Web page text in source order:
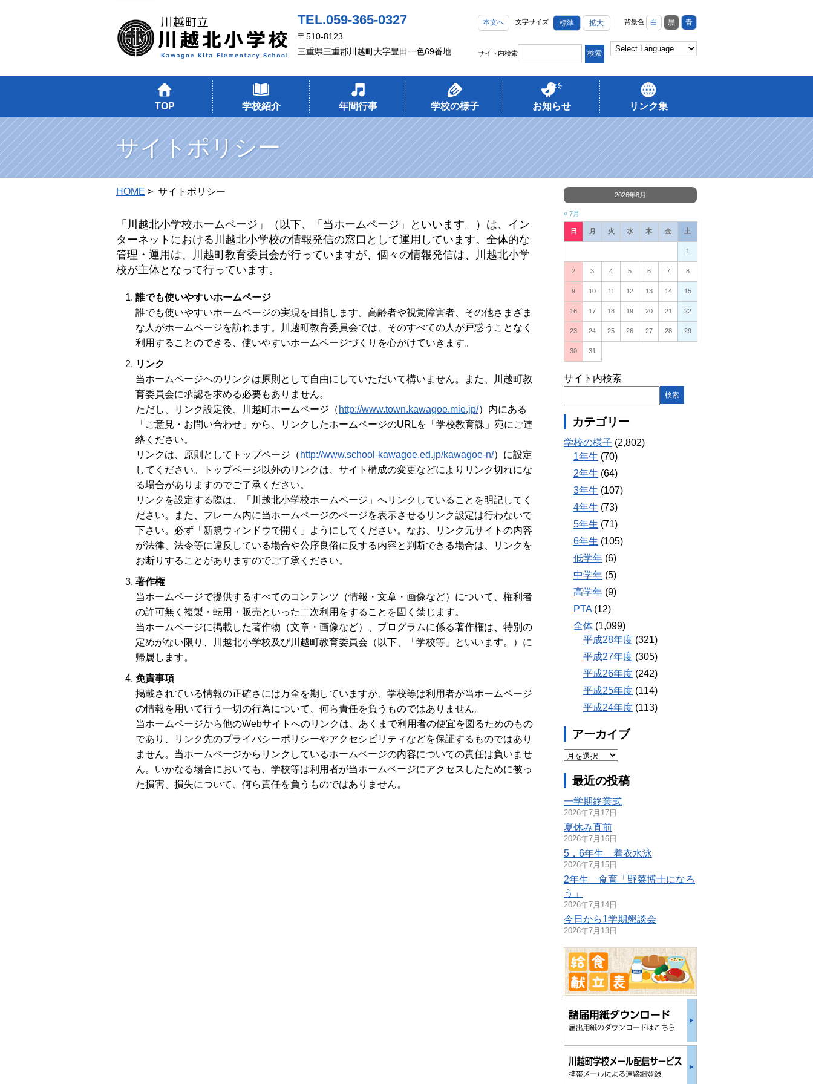
TEL.059-365-0327
〒510-8123
三重県三重郡川越町大字豊田一色69番地
本文へ 文字サイズ 標準 拡大 背景色 白 黒 青
サイト内検索
TOP 学校紹介 年間行事 学校の様子 お知らせ リンク集
サイトポリシー
HOME > サイトポリシー
「川越北小学校ホームページ」（以下、「当ホームページ」といいます。）は、イン
ターネットにおける川越北小学校の情報発信の窓口として運用しています。全体的な
管理・運用は、川越町教育委員会が行っていますが、個々の情報発信は、川越北小学
校が主体となって行っています。
誰でも使いやすいホームページ
誰でも使いやすいホームページの実現を目指します。高齢者や視覚障害者、その他さまざま
な人がホームページを訪れます。川越町教育委員会では、そのすべての人が戸惑うことなく
利用することのできる、使いやすいホームページづくりを心がけていきます。
リンク
当ホームページへのリンクは原則として自由にしていただいて構いません。また、川越町教
育委員会に承認を求める必要もありません。
ただし、リンク設定後、川越町ホームページ（ http://www.town.kawagoe.mie.jp/）内にある
「ご意見・お問い合わせ」から、リンクしたホームページのURLを「学校教育課」宛にご連
絡ください。
リンクは、原則としてトップページ（ http://www.school-kawagoe.ed.jp/kawagoe-n/）に設定
してください。トップページ以外のリンクは、サイト構成の変更などによりリンク切れにな
る場合がありますのでご了承ください。
リンクを設定する際は、「川越北小学校ホームページ」へリンクしていることを明記してく
ださい。また、フレーム内に当ホームページのページを表示させるリンク設定は行わないで
下さい。必ず「新規ウィンドウで開く」ようにしてください。なお、リンク元サイトの内容
が法律、法令等に違反している場合や公序良俗に反する内容と判断できる場合は、リンクを
お断りすることがありますのでご了承ください。
著作権
当ホームページで提供するすべてのコンテンツ（情報・文章・画像など）について、権利者
の許可無く複製・転用・販売といった二次利用をすることを固く禁じます。
当ホームページに掲載した著作物（文章・画像など）、プログラムに係る著作権は、特別の
定めがない限り、川越北小学校及び川越町教育委員会（以下、「学校等」といいます。）に
帰属します。
免責事項
掲載されている情報の正確さには万全を期していますが、学校等は利用者が当ホームページ
の情報を用いて行う一切の行為について、何ら責任を負うものではありません。
当ホームページから他のWebサイトへのリンクは、あくまで利用者の便宜を図るためのもの
であり、リンク先のプライバシーポリシーやアクセシビリティなどを保証するものではあり
ません。当ホームページからリンクしているホームページの内容についての責任は負いませ
ん。いかなる場合においても、学校等は利用者が当ホームページにアクセスしたために被っ
た損害、損失について、何ら責任を負うものではありません。
2026年8月
« 7月
日 月 火 水 木 金 土
1
2 3 4 5 6 7 8
9 10 11 12 13 14 15
16 17 18 19 20 21 22
23 24 25 26 27 28 29
30 31
サイト内検索
カテゴリー
学校の様子 (2,802)
1年生 (70)
2年生 (64)
3年生 (107)
4年生 (73)
5年生 (71)
6年生 (105)
低学年 (6)
中学年 (5)
高学年 (9)
PTA (12)
全体 (1,099)
平成28年度 (321)
平成27年度 (305)
平成26年度 (242)
平成25年度 (114)
平成24年度 (113)
アーカイブ
最近の投稿
一学期終業式
2026年7月17日
夏休み直前
2026年7月16日
5，6年生 着衣水泳
2026年7月15日
2年生 食育「野菜博士になろ
う」
2026年7月14日
今日から1学期懇談会
2026年7月13日